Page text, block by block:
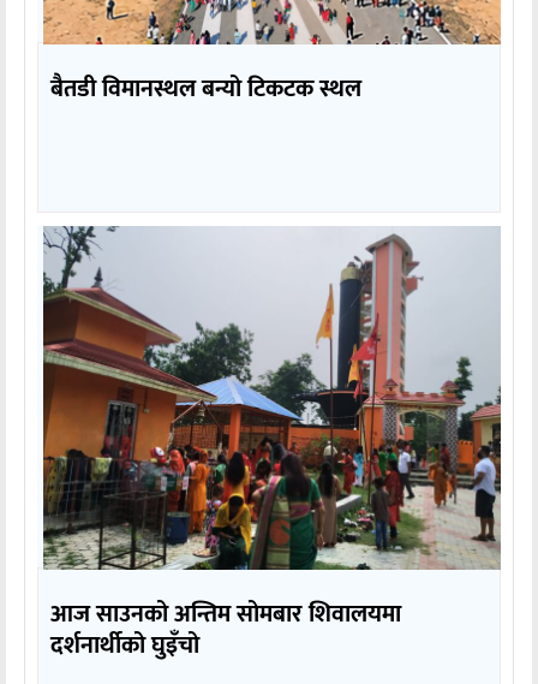
बैतडी विमानस्थल बन्यो टिकटक स्थल
आज साउनको अन्तिम सोमबार शिवालयमा
दर्शनार्थीको घुइँचो